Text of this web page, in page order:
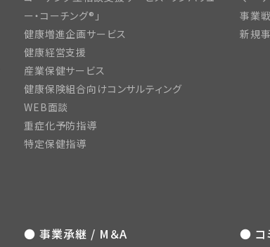
ー・コーチング®」
健康増進企画サービス
健康経営支援
産業保健サービス
健康保険組合向けコンサルティング
WEB面談
重症化予防指導
特定保健指導
事業
新規
● 事業承継 / M＆A
● コ